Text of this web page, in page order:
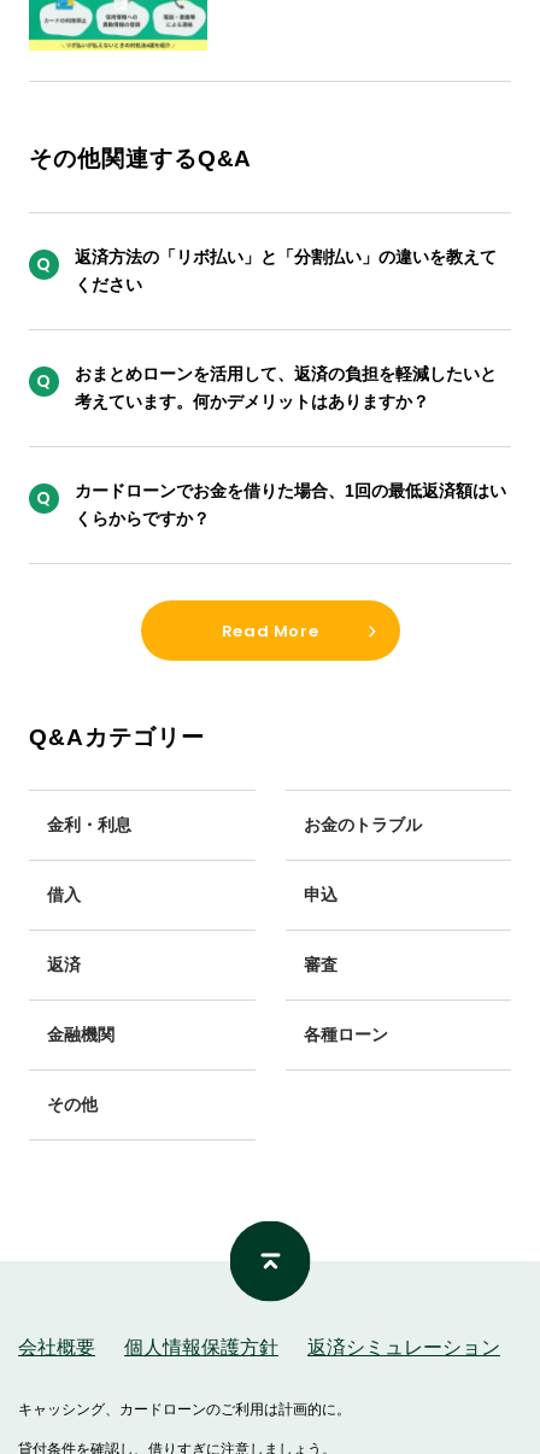
その他関連するQ&A
返済方法の「リボ払い」と「分割払い」の違いを教えて
ください
おまとめローンを活用して、返済の負担を軽減したいと
考えています。何かデメリットはありますか？
カードローンでお金を借りた場合、1回の最低返済額はい
くらからですか？
Read More
Q&Aカテゴリー
金利・利息 お金のトラブル
借入 申込
返済 審査
金融機関 各種ローン
その他
会社概要 個人情報保護方針 返済シミュレーション
キャッシング、カードローンのご利用は計画的に。
貸付条件を確認し、借りすぎに注意しましょう。